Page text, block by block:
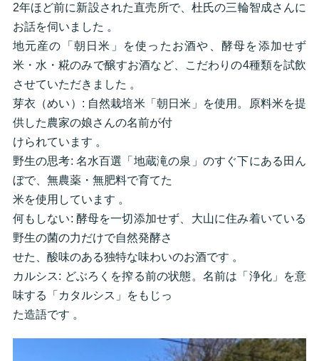
2年ほど前に新設された直売所で、杜氏の三輪智成さんに
お話を伺いました 。
地元産の「朝日米」を使ったお酒や、酵母を添加せず
米・水・糀のみで醸すお酒など、こだわりの4種類を試飲
させていただきました 。
芽衣（めい）: 自然栽培米「朝日米」を使用。原料米を提
供した農家の娘さんの名前が付
けられています 。
野生の思考: 名水百選「地蔵滝の泉」のすぐ下にある田ん
ぼで、無農薬・無肥料で育てた
米を使用しています 。
何もしない: 酵母を一切添加せず、大山に住み着いている
野生の菌の力だけで自然発酵さ
せた、酸味のある独特な味わいのお酒です 。
カルシス: どぶろくを搾る前の状態。名前は「浄化」を意
味する「カタルシス」をもじっ
た造語です 。